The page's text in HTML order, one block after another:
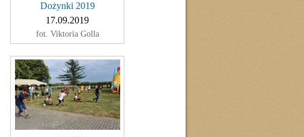
Dożynki 2019
17.09.2019
fot. Viktoria Golla